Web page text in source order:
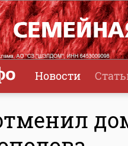
Новости